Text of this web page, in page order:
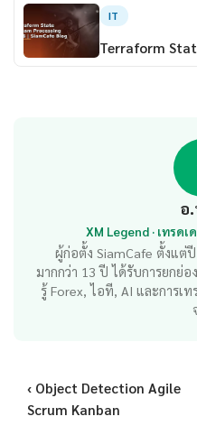
IT
Terraform
อ
XM Legend · เทรด
ผู้ก่อตั้ง SiamCafe ตั้งแต่ปี
มากกว่า 13 ปี ได้รับการยกย่
รู้ Forex, ไอที, AI และการเ
‹ Object Detection Agile
Scrum Kanban